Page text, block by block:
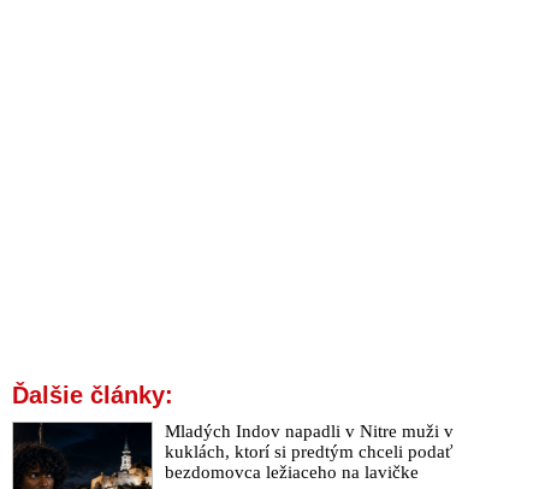
Ďalšie články:
Mladých Indov napadli v Nitre muži v
kuklách, ktorí si predtým chceli podať
bezdomovca ležiaceho na lavičke